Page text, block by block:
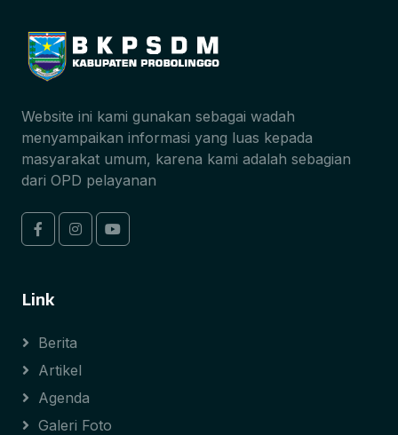
Website ini kami gunakan sebagai wadah
menyampaikan informasi yang luas kepada
masyarakat umum, karena kami adalah sebagian
dari OPD pelayanan
Link
Berita
Artikel
Agenda
Galeri Foto